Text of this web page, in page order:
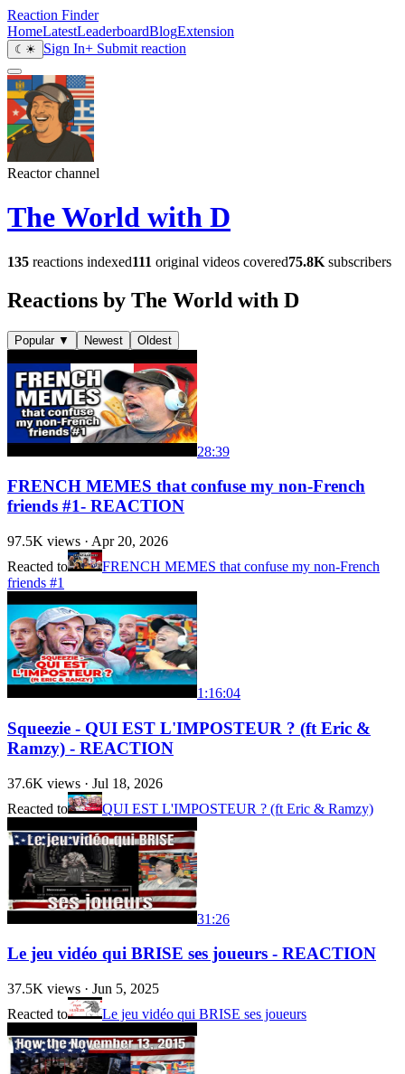
Reaction Finder
HomeLatestLeaderboardBlogExtension
☾ ☀ Sign In+ Submit reaction
Reactor channel
The World with D
135 reactions indexed111 original videos covered75.8K subscribers
Reactions by The World with D
Popular ▼ Newest Oldest
28:39
FRENCH MEMES that confuse my non-French
friends #1- REACTION
97.5K views · Apr 20, 2026
Reacted to
FRENCH MEMES that confuse my non-French
friends #1
1:16:04
Squeezie - QUI EST L'IMPOSTEUR ? (ft Eric &
Ramzy) - REACTION
37.6K views · Jul 18, 2026
Reacted to
QUI EST L'IMPOSTEUR ? (ft Eric & Ramzy)
31:26
Le jeu vidéo qui BRISE ses joueurs - REACTION
37.5K views · Jun 5, 2025
Reacted to
Le jeu vidéo qui BRISE ses joueurs